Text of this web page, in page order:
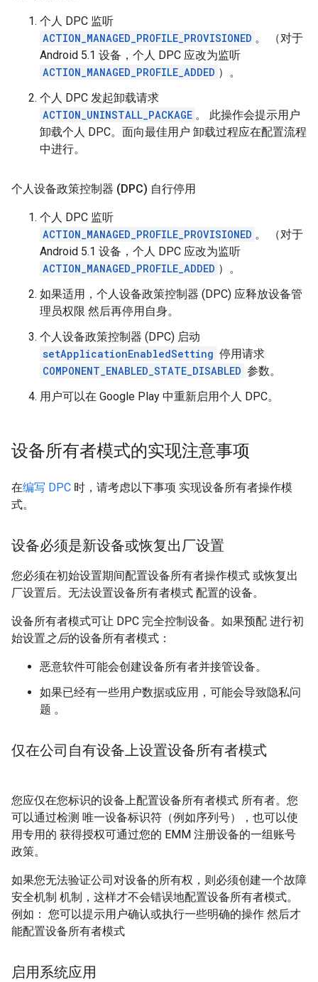
个人 DPC 监听
ACTION_MANAGED_PROFILE_PROVISIONED 。 （对于
Android 5.1 设备，个人 DPC 应改为监听
ACTION_MANAGED_PROFILE_ADDED ）。
个人 DPC 发起卸载请求
ACTION_UNINSTALL_PACKAGE 。 此操作会提示用户
卸载个人 DPC。面向最佳用户 卸载过程应在配置流程
中进行。
个人设备政策控制器 (DPC) 自行停用
个人 DPC 监听
ACTION_MANAGED_PROFILE_PROVISIONED 。 （对于
Android 5.1 设备，个人 DPC 应改为监听
ACTION_MANAGED_PROFILE_ADDED ）。
如果适用，个人设备政策控制器 (DPC) 应释放设备管
理员权限 然后再停用自身。
个人设备政策控制器 (DPC) 启动
setApplicationEnabledSetting 停用请求
COMPONENT_ENABLED_STATE_DISABLED 参数。
用户可以在 Google Play 中重新启用个人 DPC。
设备所有者模式的实现注意事项
在编写 DPC 时，请考虑以下事项 实现设备所有者操作模
式。
设备必须是新设备或恢复出厂设置
您必须在初始设置期间配置设备所有者操作模式 或恢复出
厂设置后。无法设置设备所有者模式 配置的设备。
设备所有者模式可让 DPC 完全控制设备。如果预配 进行初
始设置之后的设备所有者模式：
恶意软件可能会创建设备所有者并接管设备。
如果已经有一些用户数据或应用，可能会导致隐私问
题 。
仅在公司自有设备上设置设备所有者模式
您应仅在您标识的设备上配置设备所有者模式 所有者。您
可以通过检测 唯一设备标识符（例如序列号），也可以使
用专用的 获得授权可通过您的 EMM 注册设备的一组账号
政策。
如果您无法验证公司对设备的所有权，则必须创建一个故障
安全机制 机制，这样才不会错误地配置设备所有者模式。
例如： 您可以提示用户确认或执行一些明确的操作 然后才
能配置设备所有者模式
启用系统应用